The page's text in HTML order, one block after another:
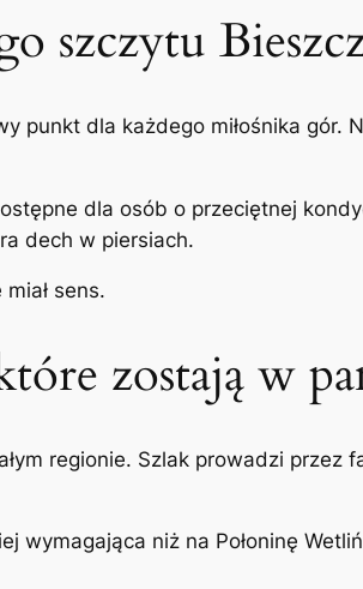
szczytu
punkt dla każdego miłośnika gór.
dla osób o przeciętnej
dech w piersiach.
sens.
zostają w
regionie. Szlak prowadzi przez
niż na Połoninę